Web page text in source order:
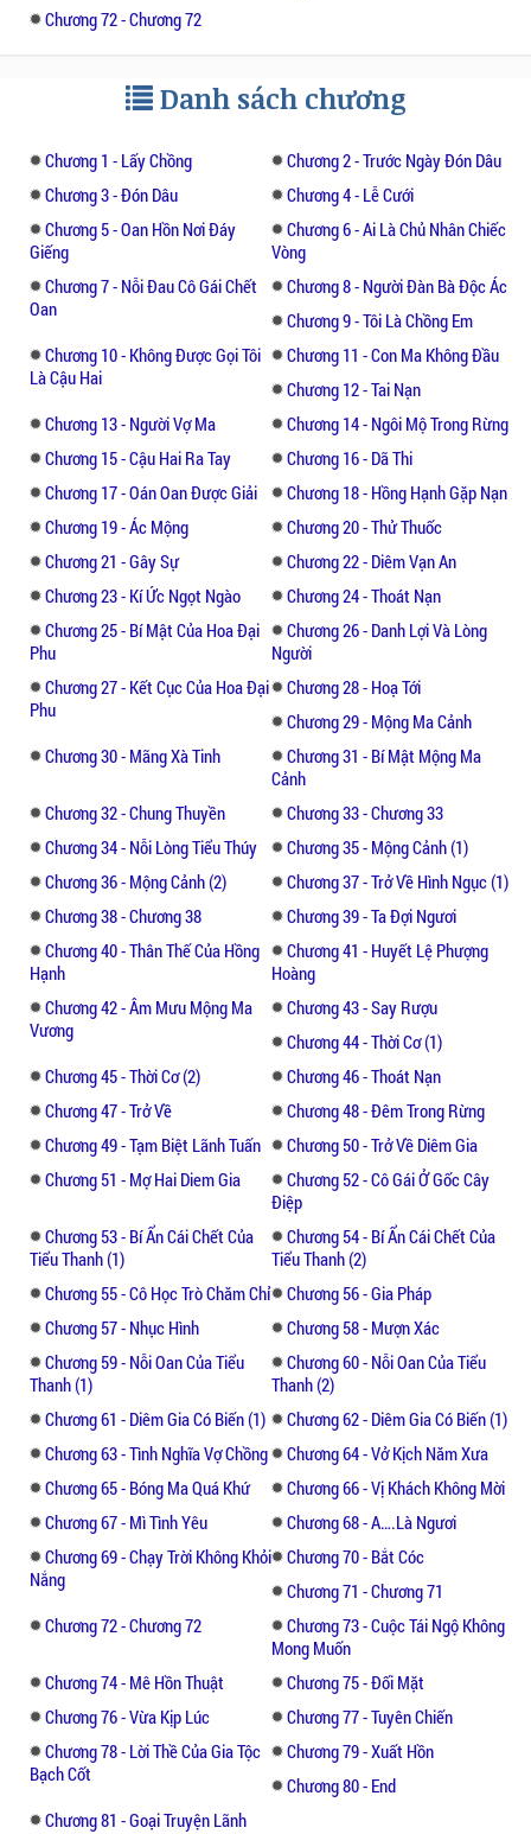
tranh giành quyền lực trong gia đình đó, và
những vụ án li kì dần dần được hé lộ…
Hồng Hạnh sẽ phải làm gì để thích ứng và tự
cứu lấy chính bản thân mình???
Những diễn biến gì sẽ xảy ra tiếp theo?
Chương 72 - Chương 72
Danh sách chương
Chương 1 - Lấy Chồng
Chương 2 - Trước Ngày Đón Dâu
Chương 3 - Đón Dâu
Chương 4 - Lễ Cưới
Chương 5 - Oan Hồn Nơi Đáy
Giếng
Chương 6 - Ai Là Chủ Nhân Chiếc
Vòng
Chương 7 - Nỗi Đau Cô Gái Chết
Oan
Chương 8 - Người Đàn Bà Độc Ác
Chương 9 - Tôi Là Chồng Em
Chương 10 - Không Được Gọi Tôi
Là Cậu Hai
Chương 11 - Con Ma Không Đầu
Chương 12 - Tai Nạn
Chương 13 - Người Vợ Ma
Chương 14 - Ngôi Mộ Trong Rừng
Chương 15 - Cậu Hai Ra Tay
Chương 16 - Dã Thi
Chương 17 - Oán Oan Được Giải
Chương 18 - Hồng Hạnh Gặp Nạn
Chương 19 - Ác Mộng
Chương 20 - Thử Thuốc
Chương 21 - Gây Sự
Chương 22 - Diêm Vạn An
Chương 23 - Kí Ức Ngọt Ngào
Chương 24 - Thoát Nạn
Chương 25 - Bí Mật Của Hoa Đại
Phu
Chương 26 - Danh Lợi Và Lòng
Người
Chương 27 - Kết Cục Của Hoa Đại
Phu
Chương 28 - Hoạ Tới
Chương 29 - Mộng Ma Cảnh
Chương 30 - Mãng Xà Tinh
Chương 31 - Bí Mật Mộng Ma
Cảnh
Chương 32 - Chung Thuyền
Chương 33 - Chương 33
Chương 34 - Nỗi Lòng Tiểu Thúy
Chương 35 - Mộng Cảnh (1)
Chương 36 - Mộng Cảnh (2)
Chương 37 - Trở Về Hình Ngục (1)
Chương 38 - Chương 38
Chương 39 - Ta Đợi Ngươi
Chương 40 - Thân Thế Của Hồng
Hạnh
Chương 41 - Huyết Lệ Phượng
Hoàng
Chương 42 - Âm Mưu Mộng Ma
Vương
Chương 43 - Say Rượu
Chương 44 - Thời Cơ (1)
Chương 45 - Thời Cơ (2)
Chương 46 - Thoát Nạn
Chương 47 - Trở Về
Chương 48 - Đêm Trong Rừng
Chương 49 - Tạm Biệt Lãnh Tuấn
Chương 50 - Trở Về Diêm Gia
Chương 51 - Mợ Hai Diem Gia
Chương 52 - Cô Gái Ở Gốc Cây
Điệp
Chương 53 - Bí Ẩn Cái Chết Của
Tiểu Thanh (1)
Chương 54 - Bí Ẩn Cái Chết Của
Tiểu Thanh (2)
Chương 55 - Cô Học Trò Chăm Chỉ
Chương 56 - Gia Pháp
Chương 57 - Nhục Hình
Chương 58 - Mượn Xác
Chương 59 - Nỗi Oan Của Tiểu
Thanh (1)
Chương 60 - Nỗi Oan Của Tiểu
Thanh (2)
Chương 61 - Diêm Gia Có Biến (1)
Chương 62 - Diêm Gia Có Biến (1)
Chương 63 - Tình Nghĩa Vợ Chồng
Chương 64 - Vở Kịch Năm Xưa
Chương 65 - Bóng Ma Quá Khứ
Chương 66 - Vị Khách Không Mời
Chương 67 - Mì Tình Yêu
Chương 68 - A….là Ngươi
Chương 69 - Chạy Trời Không Khỏi
Nắng
Chương 70 - Bắt Cóc
Chương 71 - Chương 71
Chương 72 - Chương 72
Chương 73 - Cuộc Tái Ngộ Không
Mong Muốn
Chương 74 - Mê Hồn Thuật
Chương 75 - Đối Mặt
Chương 76 - Vừa Kịp Lúc
Chương 77 - Tuyên Chiến
Chương 78 - Lời Thề Của Gia Tộc
Bạch Cốt
Chương 79 - Xuất Hồn
Chương 80 - End
Chương 81 - Goại Truyện Lãnh